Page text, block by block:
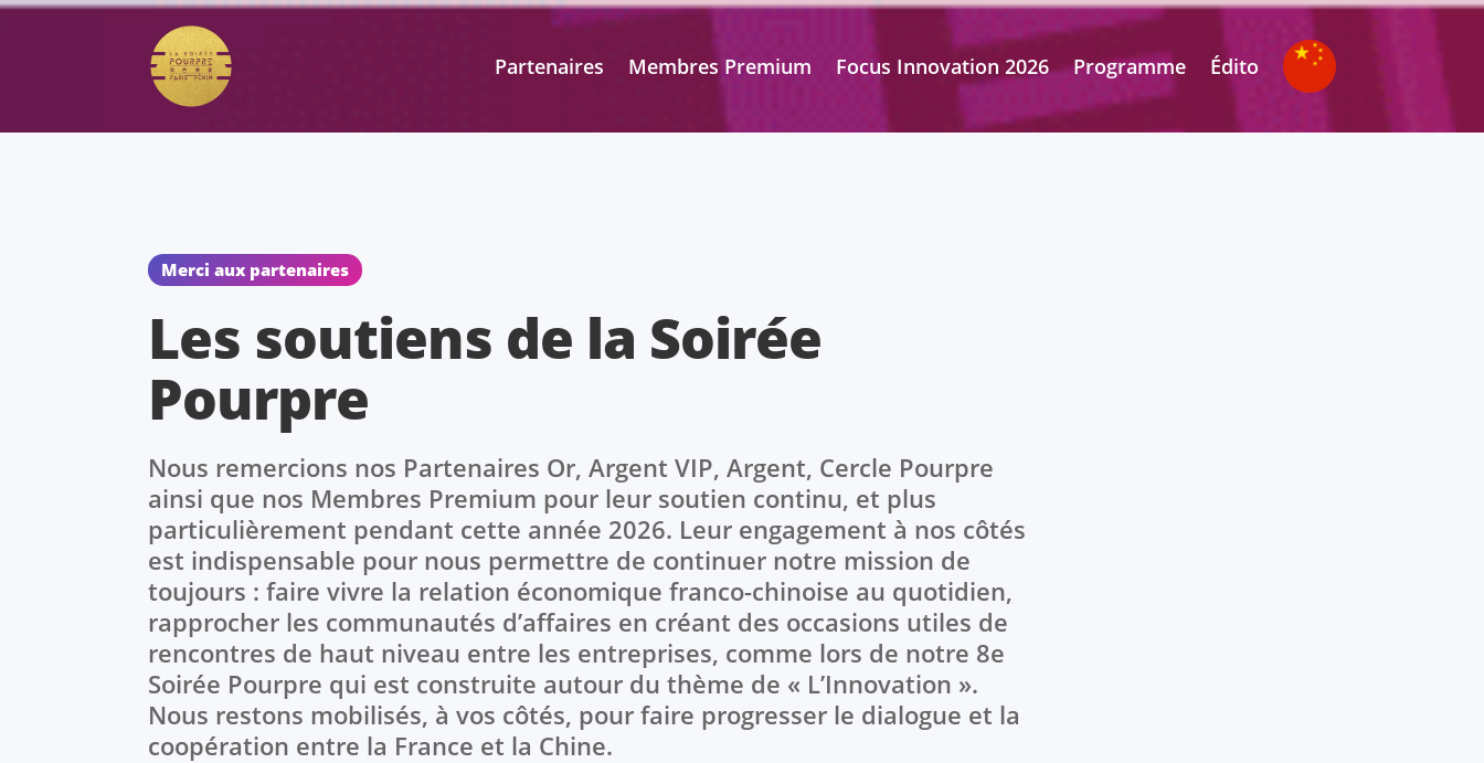
Partenaires Membres Premium Focus Innovation 2026 Programme Édito
Merci aux partenaires
Les soutiens de la Soirée
Pourpre
Nous remercions nos Partenaires Or, Argent VIP, Argent, Cercle Pourpre
ainsi que nos Membres Premium pour leur soutien continu, et plus
particulièrement pendant cette année 2026. Leur engagement à nos côtés
est indispensable pour nous permettre de continuer notre mission de
toujours : faire vivre la relation économique franco-chinoise au quotidien,
rapprocher les communautés d’affaires en créant des occasions utiles de
rencontres de haut niveau entre les entreprises, comme lors de notre 8e
Soirée Pourpre qui est construite autour du thème de « L’Innovation ».
Nous restons mobilisés, à vos côtés, pour faire progresser le dialogue et la
coopération entre la France et la Chine.